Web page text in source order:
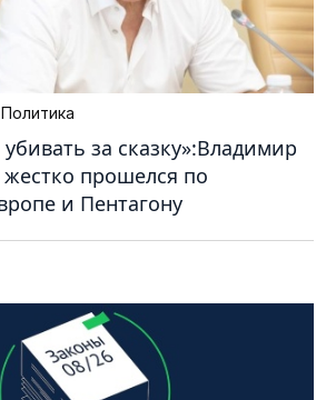
| Политика
за сказку»:Владимир
прошелся по
и Пентагону